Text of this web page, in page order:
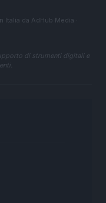
Italia da AdHub Media
di strumenti digitali e